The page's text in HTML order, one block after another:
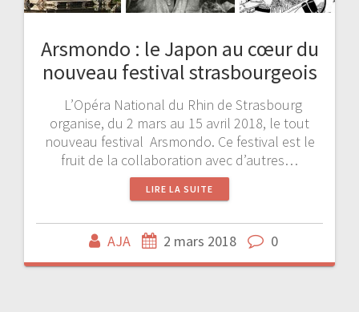
Arsmondo : le Japon au cœur du
nouveau festival strasbourgeois
L’Opéra National du Rhin de Strasbourg
organise, du 2 mars au 15 avril 2018, le tout
nouveau festival Arsmondo. Ce festival est le
fruit de la collaboration avec d’autres…
LIRE LA SUITE
AJA 2 mars 2018 0